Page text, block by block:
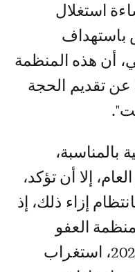
استغلال
باستهداف
أن هذه المنظمة
عن تقديم الحجة
بالمناسبة،
إلا أن تؤكد،
إزاء ذلك، إذ
العفو
بالمغرب بتاريخ 26 يونيو 2020، استغراب